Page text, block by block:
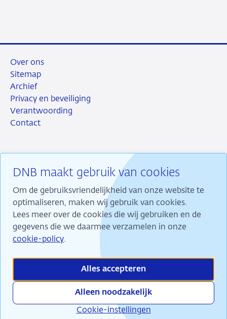
DNB maakt gebruik van cookies
Om de gebruiksvriendelijkheid van onze website te
optimaliseren, maken wij gebruik van cookies.
Lees meer over de cookies die wij gebruiken en de
gegevens die we daarmee verzamelen in onze
cookie-policy.
Alles accepteren
Alleen noodzakelijk
Cookie-instellingen
Over ons
Sitemap
Archief
Privacy en beveiliging
Verantwoording
Contact
RSS InstagramLinkedin
X
Wij maken ons sterk voor financiële stabiliteit en
dragen daarmee bij aan duurzame welvaart in